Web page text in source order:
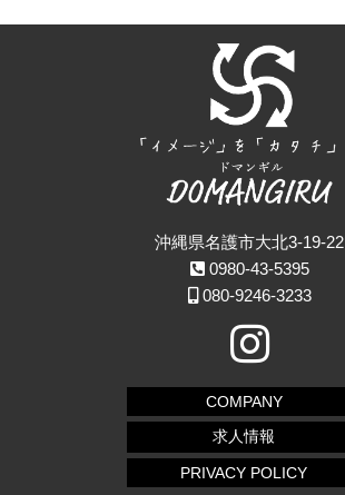
沖縄県名護市大北3-19-22
0980-43-5395
080-9246-3233
COMPANY
求人情報
PRIVACY POLICY